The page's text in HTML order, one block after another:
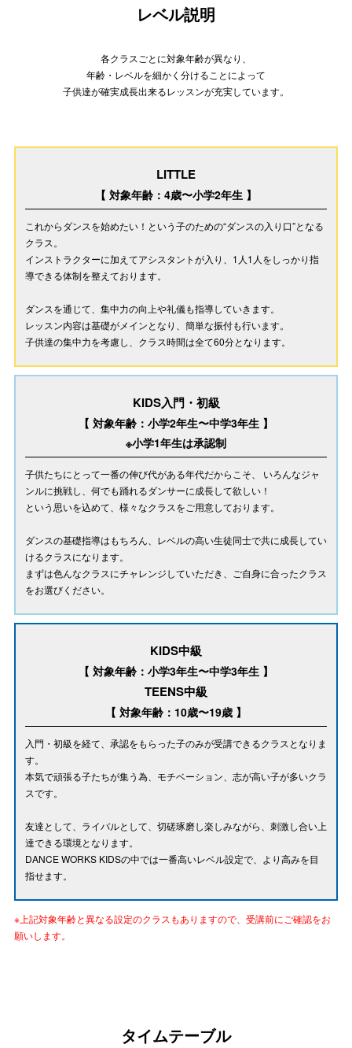
レベル説明
各クラスごとに対象年齢が異なり、
年齢・レベルを細かく分けることによって
子供達が確実成長出来るレッスンが充実しています。
LITTLE
【 対象年齢：4歳〜小学2年生 】
これからダンスを始めたい！という子のための“ダンスの入り口”となる
クラス。
インストラクターに加えてアシスタントが入り、1人1人をしっかり指
導できる体制を整えております。
ダンスを通じて、集中力の向上や礼儀も指導していきます。
レッスン内容は基礎がメインとなり、簡単な振付も行います。
子供達の集中力を考慮し、クラス時間は全て60分となります。
KIDS入門・初級
【 対象年齢：小学2年生〜中学3年生 】
※小学1年生は承認制
子供たちにとって一番の伸び代がある年代だからこそ、 いろんなジャ
ンルに挑戦し、何でも踊れるダンサーに成長して欲しい！
という思いを込めて、様々なクラスをご用意しております。
ダンスの基礎指導はもちろん、レベルの高い生徒同士で共に成長してい
けるクラスになります。
まずは色んなクラスにチャレンジしていただき、ご自身に合ったクラス
をお選びください。
KIDS中級
【 対象年齢：小学3年生〜中学3年生 】
TEENS中級
【 対象年齢：10歳〜19歳 】
入門・初級を経て、承認をもらった子のみが受講できるクラスとなりま
す。
本気で頑張る子たちが集う為、モチベーション、志が高い子が多いクラ
スです。
友達として、ライバルとして、切磋琢磨し楽しみながら、刺激し合い上
達できる環境となります。
DANCE WORKS KIDSの中では一番高いレベル設定で、より高みを目
指せます。
※上記対象年齢と異なる設定のクラスもありますので、受講前にご確認をお
願いします。
タイムテーブル